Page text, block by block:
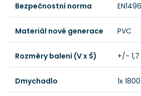
Bezpečnostní norma
Materiál nové generace PVC
Rozměry balení (V x Š) +/-
Dmychadlo 1x